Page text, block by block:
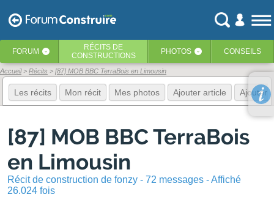
FORUM ‹ RÉCITS DE
CONSTRUCTIONS
PHOTOS ‹ CONSEILS
Accueil Récits [87] MOB BBC TerraBois en Limousin
Les récits Mon récit Mes photos Ajouter article Ajouter
[87] MOB BBC TerraBois
en Limousin
Récit de construction de fonzy - 72 messages - Affiché
26.024 fois